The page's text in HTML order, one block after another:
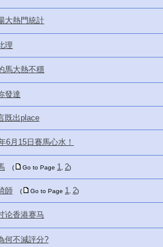
大熱門統計
理
馬大熱不穩
發達
既出place
6月15日賽馬心水！
( Go to Page 1 2)
師 ( Go to Page 1 2)
论香港赛马
何不減評分?